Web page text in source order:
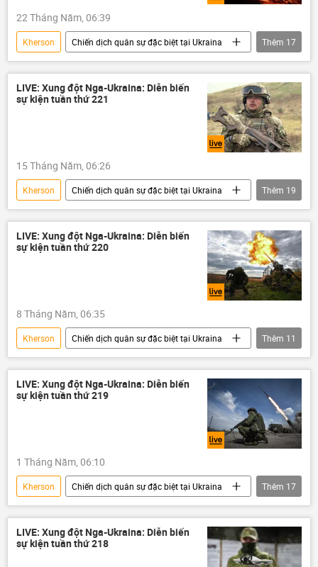
Quân đội Nga
DNR
LNR
Donbass
Donetsk
Vladimir Zelensky
Artemovsk (Bakhmut)
Thế giới
Zaporozhye
22 Tháng Năm, 06:39
Kherson
Chiến dịch quân sự đặc biệt tại Ukraina
Cuộc khủng hoảng ở Ukraina
Ukraina
Quân đội Ukraina
DNR
LNR
Donbass
Donetsk
Artemovsk (Bakhmut)
Chính trị
Vladimir Putin
Bộ Ngoại giao Nga
Quân đội Nga
Bộ Quốc phòng Nga
Thêm 17
LIVE: Xung đột Nga-Ukraina: Diễn biến
sự kiện tuần thứ 221
15 Tháng Năm, 06:26
Kherson
Chiến dịch quân sự đặc biệt tại Ukraina
Đàm phán Nga-Ukraina tại Istanbul - 2025
Ukraina
Cuộc khủng hoảng ở Ukraina
Quân đội Ukraina
Sáp nhập DNR, LNR, Zaporozhye và Kherson vào Nga
DNR
LNR
Donbass
Donetsk
Vladimir Zelensky
Artemovsk (Bakhmut)
Zaporozhye
Vladimir Putin
Thế giới
Thêm 19
LIVE: Xung đột Nga-Ukraina: Diễn biến
sự kiện tuần thứ 220
8 Tháng Năm, 06:35
Kherson
Chiến dịch quân sự đặc biệt tại Ukraina
Ukraina
Cuộc khủng hoảng ở Ukraina
Video từ Ukraina
DNR
LNR
Vladimir Zelensky
Artemovsk (Bakhmut)
Chính trị
Thêm 11
LIVE: Xung đột Nga-Ukraina: Diễn biến
sự kiện tuần thứ 219
1 Tháng Năm, 06:10
Kherson
Chiến dịch quân sự đặc biệt tại Ukraina
Ukraina
Cuộc khủng hoảng ở Ukraina
Quân đội Ukraina
Nga
Bộ Ngoại giao Nga
Thêm 17
LIVE: Xung đột Nga-Ukraina: Diễn biến
sự kiện tuần thứ 218